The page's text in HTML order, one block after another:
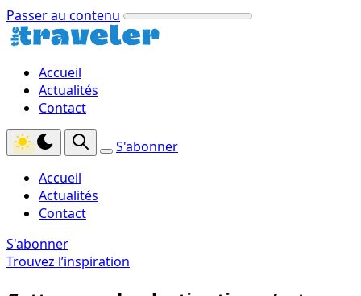
Passer au contenu
Accueil
Actualités
Contact
S'abonner
Accueil
Actualités
Contact
S'abonner
Trouvez l’inspiration